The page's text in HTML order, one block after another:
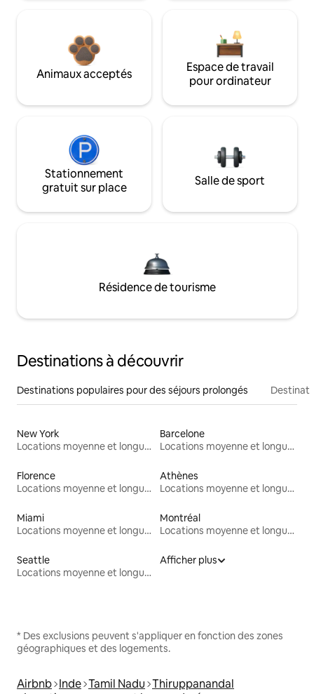
Animaux acceptés
Espace de travail
pour ordinateur
Stationnement
gratuit sur place
Salle de sport
Résidence de tourisme
Destinations à découvrir
Destinations populaires pour des séjours prolongés
New York
Locations moyenne et longue durée
Barcelone
Locations moyenne et longue durée
Florence
Locations moyenne et longue durée
Athènes
Locations moyenne et longue durée
Miami
Locations moyenne et longue durée
Montréal
Locations moyenne et longue durée
Seattle
Locations moyenne et longue durée
Afficher plus
* Des exclusions peuvent s'appliquer en fonction des zones
géographiques et des logements.
Airbnb Inde Tamil Nadu Thiruppanandal